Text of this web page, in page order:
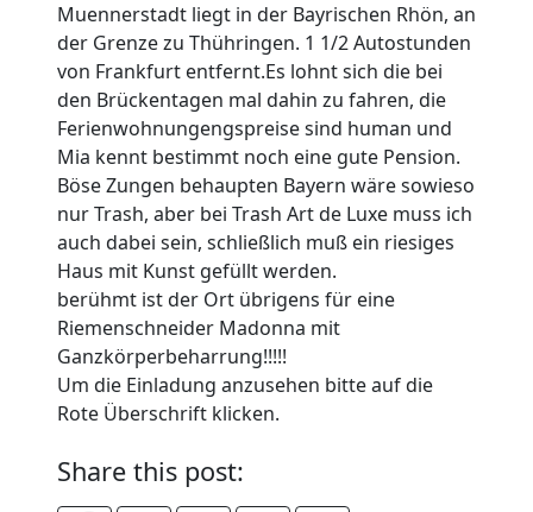
Muennerstadt liegt in der Bayrischen Rhön, an
der Grenze zu Thühringen. 1 1/2 Autostunden
von Frankfurt entfernt.Es lohnt sich die bei
den Brückentagen mal dahin zu fahren, die
Ferienwohnungengspreise sind human und
Mia kennt bestimmt noch eine gute Pension.
Böse Zungen behaupten Bayern wäre sowieso
nur Trash, aber bei Trash Art de Luxe muss ich
auch dabei sein, schließlich muß ein riesiges
Haus mit Kunst gefüllt werden.
berühmt ist der Ort übrigens für eine
Riemenschneider Madonna mit
Ganzkörperbeharrung!!!!!
Um die Einladung anzusehen bitte auf die
Rote Überschrift klicken.
Share this post: